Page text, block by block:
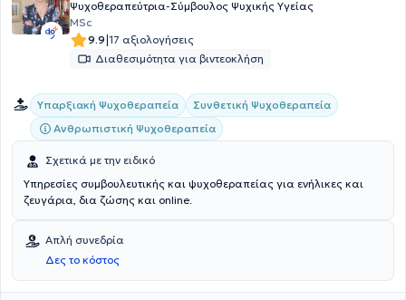
Ψυχοθεραπεύτρια-Σύμβουλος Ψυχικής Υγείας
MSc
9.9|17 αξιολογήσεις
Διαθεσιμότητα για βιντεοκλήση
Υπαρξιακή Ψυχοθεραπεία
Συνθετική Ψυχοθεραπεία
Ανθρωπιστική Ψυχοθεραπεία
Σχετικά με την ειδικό
Υπηρεσίες συμβουλευτικής και ψυχοθεραπείας για ενήλικες και
ζευγάρια, δια ζώσης και online.
Απλή συνεδρία
Δες το κόστος